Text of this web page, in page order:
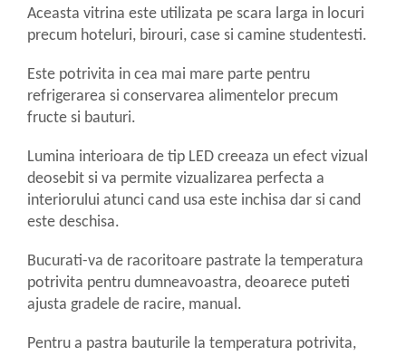
Fiare de calcat
Statii de calcat
Aparate de masaj
Aparate de ras electrice
Aparate de tuns
Aparate faciale
Aspiratoare
Aspiratoare de geamuri
Cuptoare electrice
Cântare corporale
Epilatoare
Ingrijire locuinta
Aceasta vitrina este utilizata pe scara larga in locuri
precum hoteluri, birouri, case si camine studentesti.
Este potrivita in cea mai mare parte pentru
refrigerarea si conservarea alimentelor precum
fructe si bauturi.
Lumina interioara de tip LED creeaza un efect vizual
deosebit si va permite vizualizarea perfecta a
interiorului atunci cand usa este inchisa dar si cand
este deschisa.
Bucurati-va de racoritoare pastrate la temperatura
potrivita pentru dumneavoastra, deoarece puteti
ajusta gradele de racire, manual.
Pentru a pastra bauturile la temperatura potrivita,